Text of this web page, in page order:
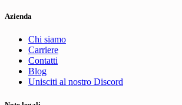
Azienda
Chi siamo
Carriere
Contatti
Blog
Unisciti al nostro Discord